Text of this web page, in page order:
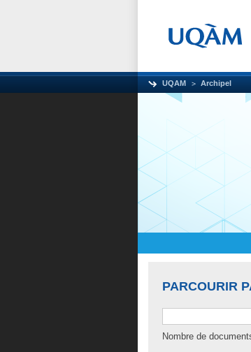
UQAM Archipel
PARCOURIR
Nombre de